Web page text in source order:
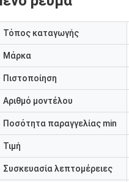
Τόπος καταγωγής
Μάρκα
Πιστοποίηση
Αριθμό μοντέλου
Ποσότητα παραγγελίας min
Τιμή
Συσκευασία λεπτομέρειες